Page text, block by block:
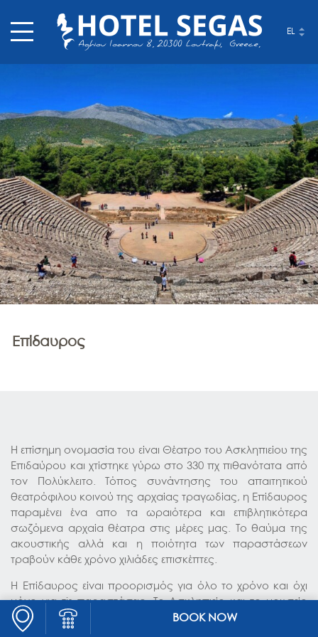
EL
BOOK NOW
ΑΡΧΙΚΉ
ΚΑΛΩΣΉΡΘΑΤΕ ΣΤΟ ΞΕΝΟΔΟΧΕΊΟ ΣΈΓΚΑΣ
ΓΝΩΡΊΣΤΕ ΤΗΝ ΟΙΚΟΓΈΝΕΙΑ ΣΈΓΚΑ
ΔΙΑΜΟΝΉ
ΦΑΓΗΤΌ
ΑΠΟΛΑΎΣΤΕ
ΑΠΟΔΡΆΣΤΕ
Επίδαυρος
Η επίσημη ονομασία του είναι Θέατρο του Ασκληπιείου της
Επιδαύρου και χτίστηκε γύρω στο 330 πχ πιθανότατα από
τον Πολύκλειτο. Τόπος συνάντησης του απαιτητικού
θεατρόφιλου κοινού της αρχαίας τραγωδίας, η Επίδαυρος
παραμένει ένα απο τα ωραιότερα και επιβλητικότερα
σωζόμενα αρχαία θέατρα στις μέρες μας. Το θαύμα της
ακουστικής αλλά και η ποιότητα των παραστάσεων
τραβούν κάθε χρόνο χιλιάδες επισκέπτες.
Η Επίδαυρος είναι προορισμός για όλο το χρόνο και όχι
μόνο για τis παραστάσεις. Το Ασκληπιείο και το μουσείο
είναι ανοιχτά για τους επισκέπτες και τα καλοκαίρια μην
παραλείψετε να επισκεφτείτε και τη Μικρή Επίδαυρο όπου κι